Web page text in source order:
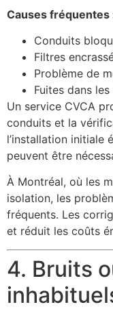
Causes fréquentes
Conduits
Filtres
Problème de
Fuites dans
Un service CVCA
conduits et la
l’installation initiale
peuvent être
À Montréal, où les
isolation, les
fréquents. Les
et réduit les coûts
4. Bruits